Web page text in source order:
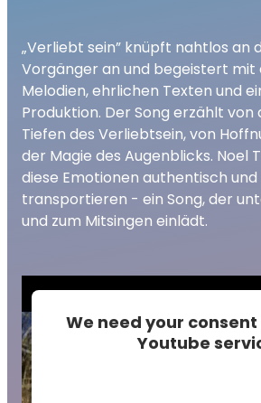
„Verliebt sein” knüpft nahtlos an
Vorgänger an und begeistert mit
Melodien, ehrlichen Texten und
Produktion. Der Song erzählt von
Tiefen des Verliebtsein, von
der Magie des Augenblicks. Noel
diese Emotionen authentisch
transportieren - ein Song, der
und zum Mitsingen einlädt.
We need your
Youtube